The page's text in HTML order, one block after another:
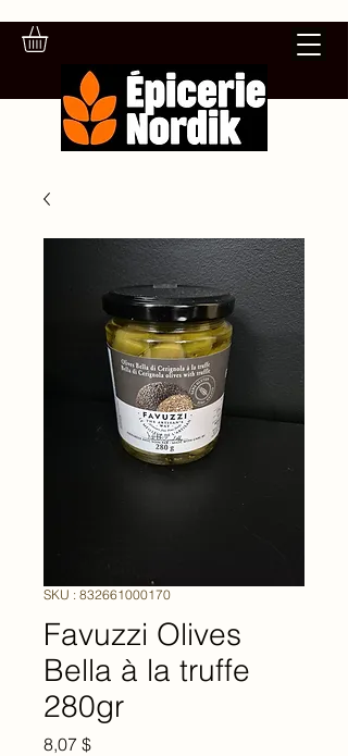
SKU : 832661000170
Favuzzi Olives
Bella à la truffe
280gr
8,07 $Prix